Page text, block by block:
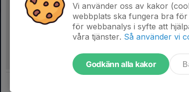
7.
Vi använder oss av kakor
webbplats ska fungera bra för
för webbanalys i syfte att
våra tjänster. Så använder vi
Godkänn alla kakor